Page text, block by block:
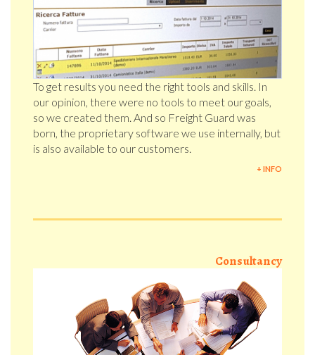
To get results you need the right tools and skills. In
our opinion, there were no tools to meet our goals,
so we created them. And so Freight Guard was
born, the proprietary software we use internally, but
is also available to our customers.
+ INFO
Consultancy